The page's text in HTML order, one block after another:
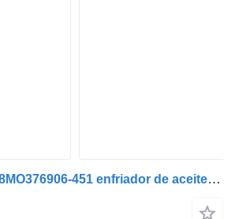
Volvo FM (01.05-) 8MO376906-451 enfriador de aceite para Volvo FM7-FM12, FM, FMX (1998-2014) cabeza tractora